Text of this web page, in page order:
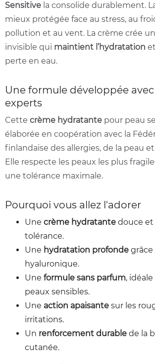
Sensitive la consolide durablement.
mieux protégée face au stress, au
pollution et au vent. La crème crée
invisible qui maintient l’hydratation
perte en eau.
Une formule développée
experts
Cette crème hydratante pour peau
élaborée en coopération avec la
finlandaise des allergies, de la peau
Elle respecte les peaux les plus
une tolérance maximale.
Pourquoi vous allez l'adorer
Une crème hydratante douce
tolérance.
Une hydratation profonde grâce
hyaluronique.
Une formule sans parfum,
peaux sensibles.
Une action apaisante sur les
irritations.
Un renforcement durable de la
cutanée.